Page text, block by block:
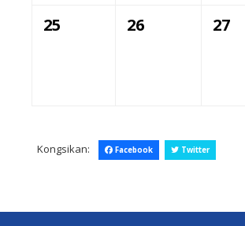
25 26 27
Kongsikan: Facebook Twitter